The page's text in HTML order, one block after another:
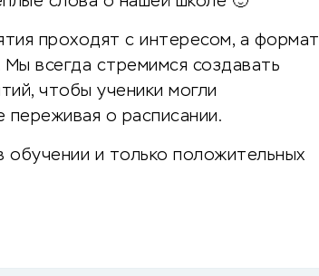
проходят с интересом, а формат
всегда стремимся создавать
чтобы ученики могли
переживая о расписании.
и только положительных